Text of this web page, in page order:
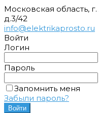
Московская область,
д.3/42
info@elektrikaprosto.ru
Войти
Логин
Пароль
Запомнить меня
Забыли пароль?